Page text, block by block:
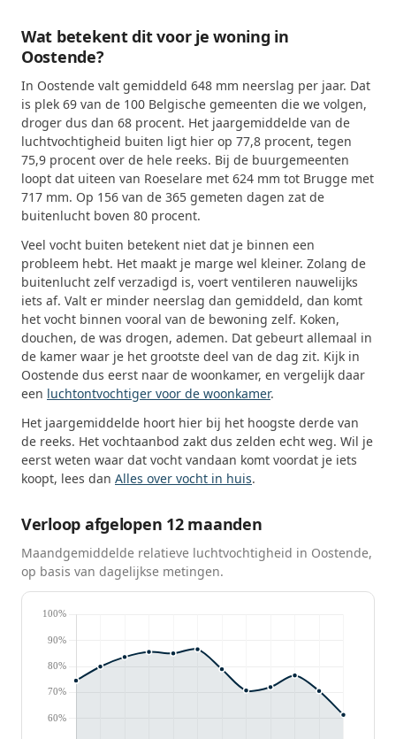
Wat betekent dit voor je woning in
Oostende?
In Oostende valt gemiddeld 648 mm neerslag per jaar. Dat
is plek 69 van de 100 Belgische gemeenten die we volgen,
droger dus dan 68 procent. Het jaargemiddelde van de
luchtvochtigheid buiten ligt hier op 77,8 procent, tegen
75,9 procent over de hele reeks. Bij de buurgemeenten
loopt dat uiteen van Roeselare met 624 mm tot Brugge met
717 mm. Op 156 van de 365 gemeten dagen zat de
buitenlucht boven 80 procent.
Veel vocht buiten betekent niet dat je binnen een
probleem hebt. Het maakt je marge wel kleiner. Zolang de
buitenlucht zelf verzadigd is, voert ventileren nauwelijks
iets af. Valt er minder neerslag dan gemiddeld, dan komt
het vocht binnen vooral van de bewoning zelf. Koken,
douchen, de was drogen, ademen. Dat gebeurt allemaal in
de kamer waar je het grootste deel van de dag zit. Kijk in
Oostende dus eerst naar de woonkamer, en vergelijk daar
een luchtontvochtiger voor de woonkamer.
Het jaargemiddelde hoort hier bij het hoogste derde van
de reeks. Het vochtaanbod zakt dus zelden echt weg. Wil je
eerst weten waar dat vocht vandaan komt voordat je iets
koopt, lees dan Alles over vocht in huis.
Verloop afgelopen 12 maanden
Maandgemiddelde relatieve luchtvochtigheid in Oostende,
op basis van dagelijkse metingen.